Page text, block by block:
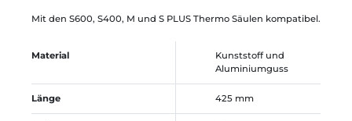
Mit den S600, S400, M und S PLUS Thermo Säulen kompatibel.
Material
Kunststoff und
Aluminiumguss
Länge 425 mm